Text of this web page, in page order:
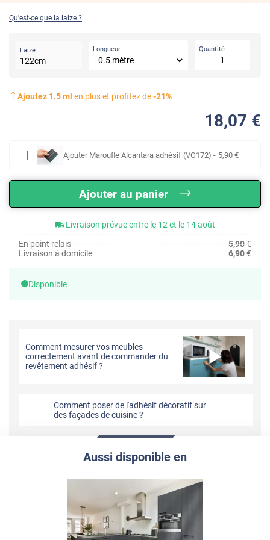
Qu'est-ce que la laize ?
Laize
122cm
Longueur Quantité
Ajoutez 1.5ml en plus et profitez de-21%
18,07 €
Ajouter Maroufle Alcantara adhésif (VO172) - 5,90 €
Ajouter au panier
Livraison prévue entre le 12 et le 14 août
En point relais
5,90€
Livraison à domicile
6,90€
Disponible
Comment mesurer vos meubles
correctement avant de commander du
revêtement adhésif ?
Comment poser de l'adhésif décoratif sur
des façades de cuisine ?
Aussi disponible en